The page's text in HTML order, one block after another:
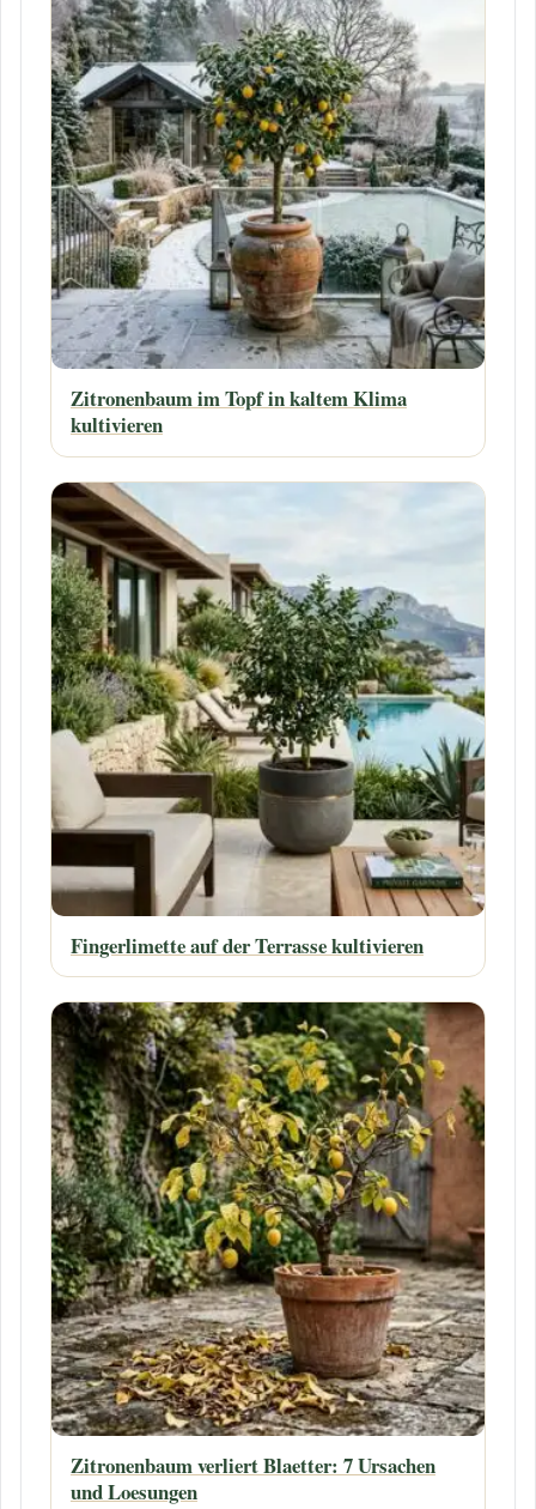
Zitronenbaum im Topf in kaltem Klima
kultivieren
Fingerlimette auf der Terrasse kultivieren
Zitronenbaum verliert Blaetter: 7 Ursachen
und Loesungen